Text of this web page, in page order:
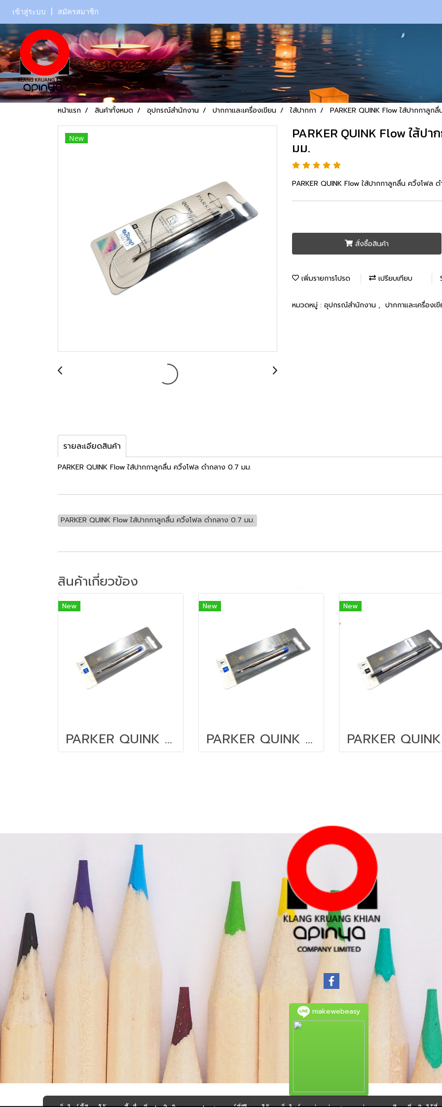
เข้าสู่ระบบ สมัครสมาชิก
หน้าแรก สินค้าทั้งหมด อุปกรณ์สำนักงาน ปากกาและเครื่องเขียน ใส้ปากกา PARKER QUINK Flow ใส้ปากกาลู
New PARKER QUINK Flow ใส้ป
มม.
PARKER QUINK Flow ใส้ปากกาลูกลื่น ควิ้งโฟล
สั่งซื้อสินค้า
เพิ่มรายการโปรด เปรียบเทียบ
หมวดหมู่ : อุปกรณ์สำนักงาน , ปากกาและเครื่องเ
รายละเอียดสินค้า
PARKER QUINK Flow ใส้ปากกาลูกลื่น ควิ้งโฟล ดำกลาง 0.7 มม.
PARKER QUINK Flow ใส้ปากกาลูกลื่น ควิ้งโฟล ดำกลาง 0.7 มม.
สินค้าเกี่ยวข้อง
New
PARKER QUINK M ควิ้งโฟล น้ำเงินกลาง
New
PARKER QUINK flow 0.8 มม. น้ำเงิน
New
makewebeasy